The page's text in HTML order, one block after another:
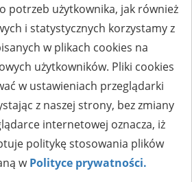
potrzeb użytkownika, jak również
i statystycznych korzystamy z
w plikach cookies na
użytkowników. Pliki cookies
w ustawieniach przeglądarki
z naszej strony, bez zmiany
internetowej oznacza, iż
politykę stosowania plików
wPolityce prywatności.